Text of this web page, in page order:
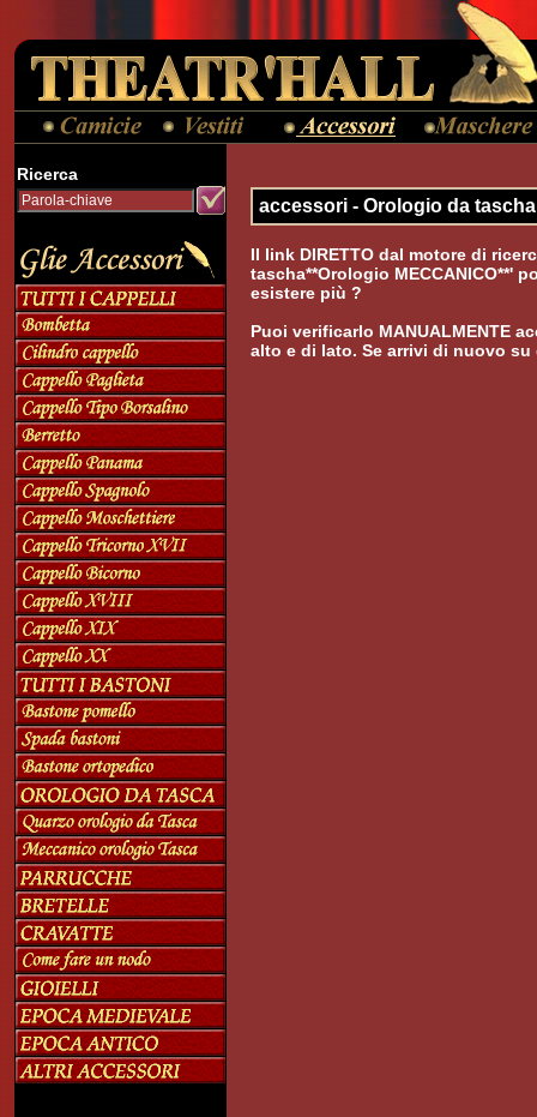
Ricerca
accessori - Orologio da
Il link DIRETTO dal motore di
tascha**Orologio MECCANICO**'
esistere più ?
Puoi verificarlo MANUALMENTE
alto e di lato. Se arrivi di nuovo